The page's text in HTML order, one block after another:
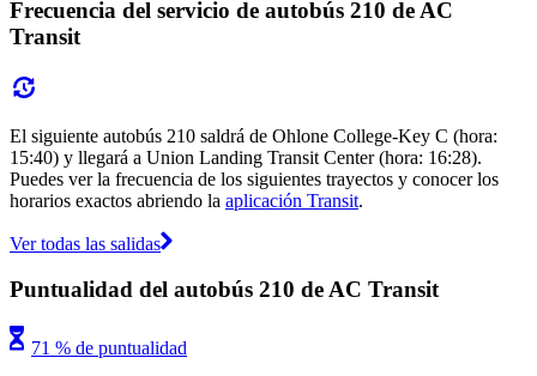
Frecuencia del servicio de autobús 210 de AC
Transit
El siguiente autobús 210 saldrá de Ohlone College-Key C (hora:
15:40) y llegará a Union Landing Transit Center (hora: 16:28).
Puedes ver la frecuencia de los siguientes trayectos y conocer los
horarios exactos abriendo la aplicación Transit.
Ver todas las salidas
Puntualidad del autobús 210 de AC Transit
71 % de puntualidad